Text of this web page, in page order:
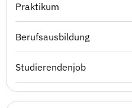
Praktikum
Berufsausbildung
Studierendenjob